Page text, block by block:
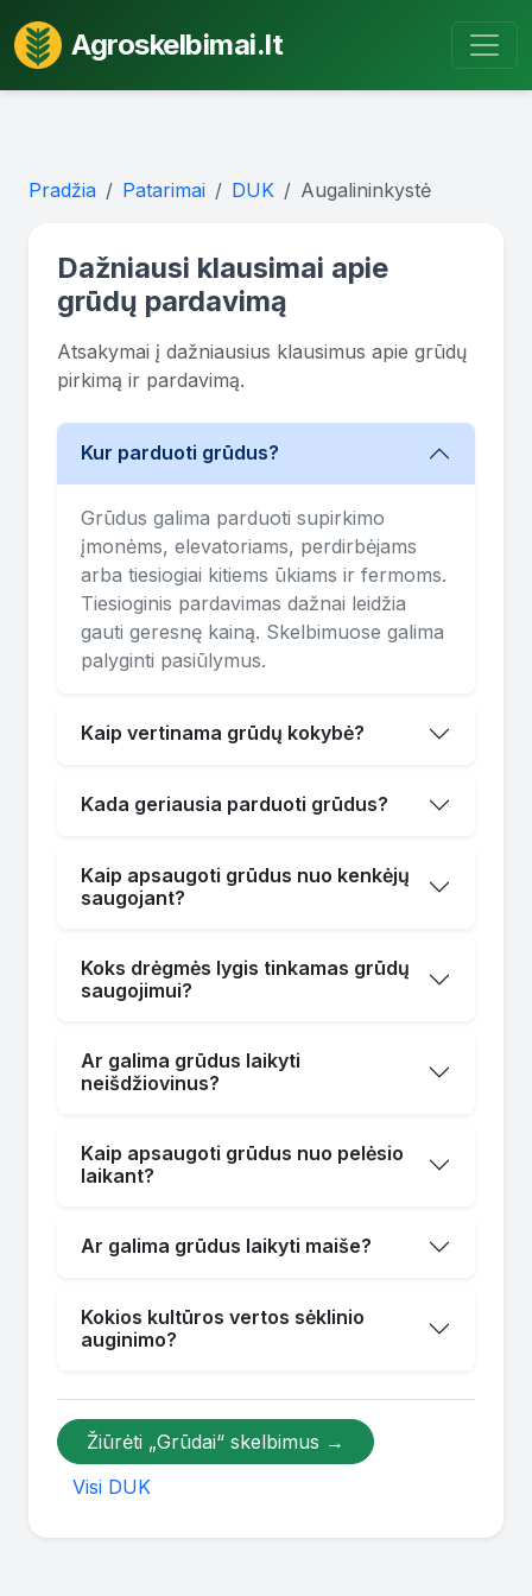
Agroskelbimai.lt
Pradžia Patarimai DUK Augalininkystė
Dažniausi klausimai apie
grūdų pardavimą
Atsakymai į dažniausius klausimus apie grūdų
pirkimą ir pardavimą.
Kur parduoti grūdus?
Grūdus galima parduoti supirkimo
įmonėms, elevatoriams, perdirbėjams
arba tiesiogiai kitiems ūkiams ir fermoms.
Tiesioginis pardavimas dažnai leidžia
gauti geresnę kainą. Skelbimuose galima
palyginti pasiūlymus.
Kaip vertinama grūdų kokybė?
Kada geriausia parduoti grūdus?
Kaip apsaugoti grūdus nuo kenkėjų
saugojant?
Koks drėgmės lygis tinkamas grūdų
saugojimui?
Ar galima grūdus laikyti
neišdžiovinus?
Kaip apsaugoti grūdus nuo pelėsio
laikant?
Ar galima grūdus laikyti maiše?
Kokios kultūros vertos sėklinio
auginimo?
Žiūrėti „Grūdai“ skelbimus →
Visi DUK